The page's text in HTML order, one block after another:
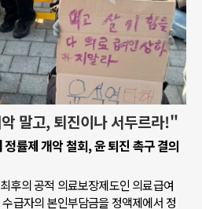
말고, 퇴진이나 서두르라!"
률제 개악 철회, 윤 퇴진 촉구 결의
후의 공적 의료보장제도인 의료급여
급자의 본인부담금을 정액제에서 정